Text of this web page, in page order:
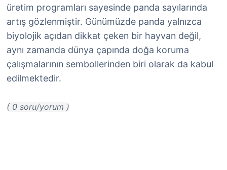
üretim programları sayesinde panda sayılarında
artış gözlenmiştir. Günümüzde panda yalnızca
biyolojik açıdan dikkat çeken bir hayvan değil,
aynı zamanda dünya çapında doğa koruma
çalışmalarının sembollerinden biri olarak da kabul
edilmektedir.
( 0 soru/yorum )